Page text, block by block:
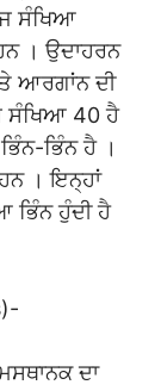
ਸੰਖਿਆ
। ਉਦਾਹਰਨ
ਆਰਗਾਂਨ ਦੀ
ਸੰਖਿਆ 40 ਹੈ
ਭਿੰਨ ਹੈ ।
। ਇਨ੍ਹਾਂ
ਭਿੰਨ ਹੁੰਦੀ ਹੈ
ਦਾ